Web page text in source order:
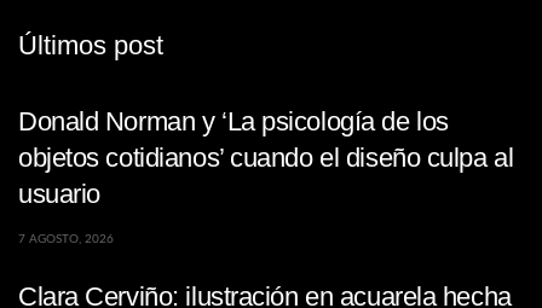
Últimos post
Donald Norman y ‘La psicología de los
objetos cotidianos’ cuando el diseño culpa al
usuario
7 AGOSTO, 2026
Clara Cerviño: ilustración en acuarela hecha